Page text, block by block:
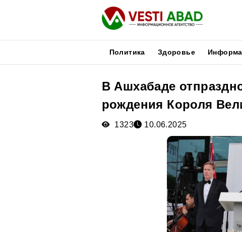
Политика Здоровье
В Ашхабаде
рождения Короля
1323 10.06.2025